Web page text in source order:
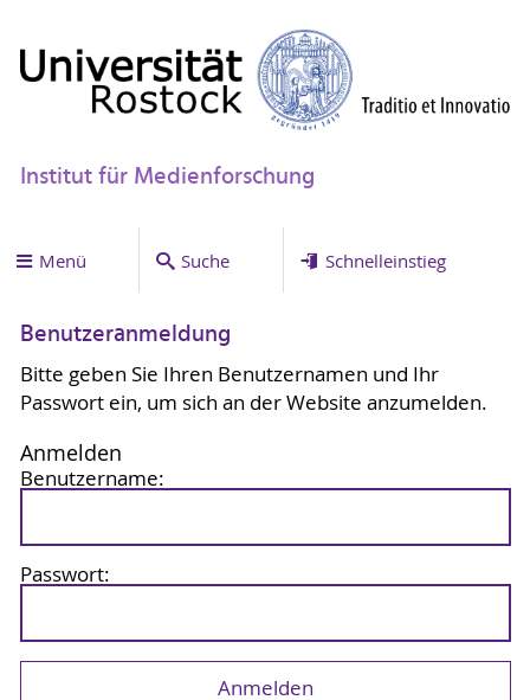
Institut für Medienforschung
Menü Suche Schnelleinstieg
Benutzeranmeldung
Bitte geben Sie Ihren Benutzernamen und Ihr
Passwort ein, um sich an der Website anzumelden.
Anmelden
Benutzername:
Passwort: